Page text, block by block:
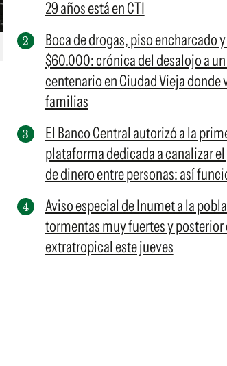
29 años está en CTI
Boca de drogas, piso encharcado
$60.000: crónica del desalojo a
centenario en Ciudad Vieja donde
familias
El Banco Central autorizó a la
plataforma dedicada a canalizar
de dinero entre personas: así
Aviso especial de Inumet a la
tormentas muy fuertes y
extratropical este jueves